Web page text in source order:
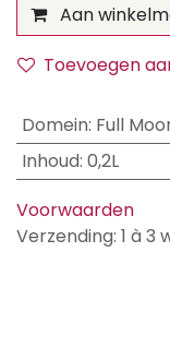
Aan
Toevoegen
Domein: Full
Inhoud: 0,2L
Voorwaarden
Verzending: 1 à 3